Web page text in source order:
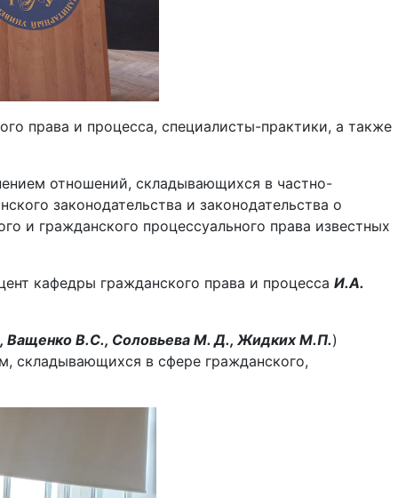
права и процесса, специалисты-практики, а также
отношений, складывающихся в частно-
законодательства и законодательства о
и гражданского процессуального права известных
кафедры гражданского права и процесса И.А.
Ващенко В.С., Соловьева М. Д., Жидких М.П.)
складывающихся в сфере гражданского,